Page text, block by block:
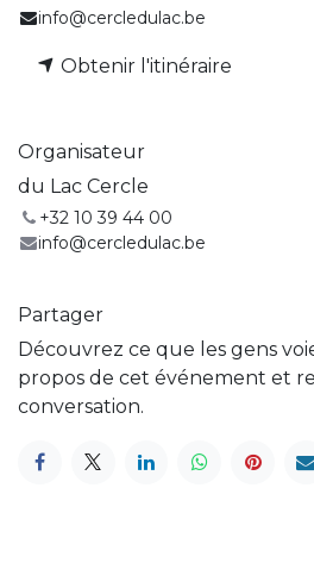
info@cercledulac.be
Obtenir l'itinéraire
Organisateur
du Lac Cercle
+32 10 39 44 00
info@cercledulac.be
Partager
Découvrez ce que les gens
propos de cet événement et
conversation.